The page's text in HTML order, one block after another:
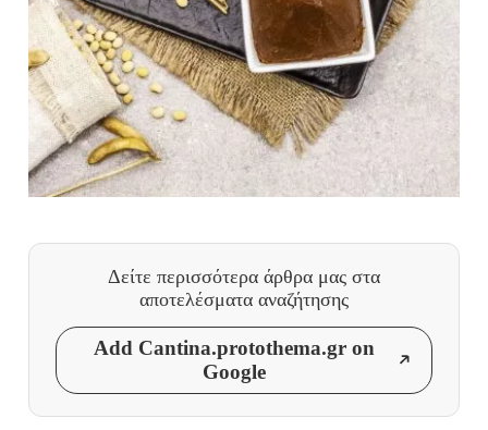
Δείτε περισσότερα άρθρα μας στα
αποτελέσματα αναζήτησης
Add Cantina.protothema.gr on
Google